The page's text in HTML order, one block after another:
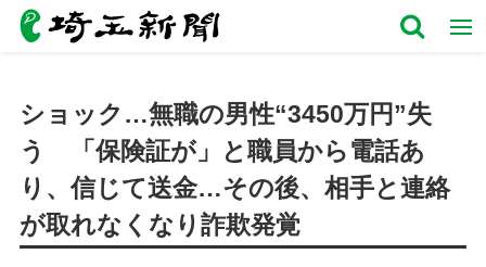
ショック…無職の男性“3450万円”失
う 「保険証が」と職員から電話あ
り、信じて送金…その後、相手と連絡
が取れなくなり詐欺発覚